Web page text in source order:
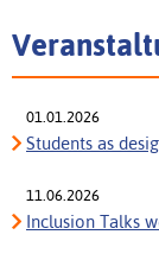
01.01.2026
Students as
11.06.2026
Inclusion Talks